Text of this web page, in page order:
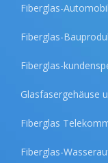
Fiberglas-
Fiberglas-
Fiberglas-
Glasfasergehäuse
Fiberglas
Fiberglas-